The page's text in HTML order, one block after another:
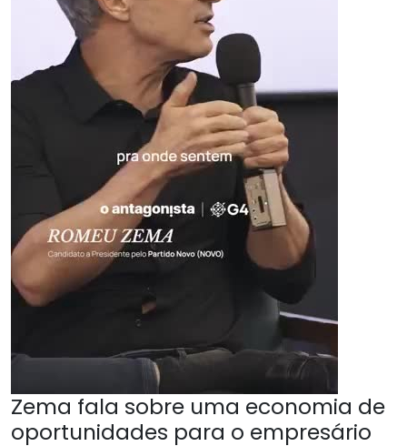
Zema fala sobre uma economia de
oportunidades para o empresário